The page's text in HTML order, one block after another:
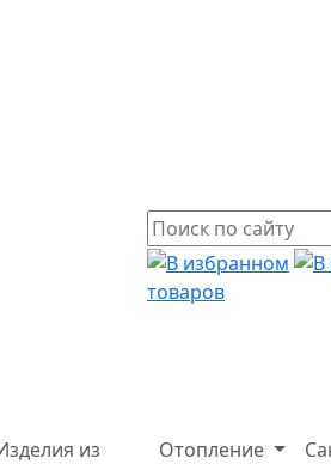
из
Отопление
товаров